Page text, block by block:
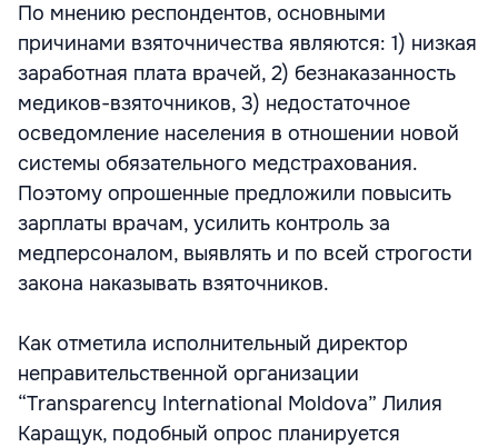
По мнению респондентов, основными
причинами взяточничества являются: 1) низкая
заработная плата врачей, 2) безнаказанность
медиков-взяточников, 3) недостаточное
осведомление населения в отношении новой
системы обязательного медстрахования.
Поэтому опрошенные предложили повысить
зарплаты врачам, усилить контроль за
медперсоналом, выявлять и по всей строгости
закона наказывать взяточников.
Как отметила исполнительный директор
неправительственной организации
“Transparency International Moldova” Лилия
Каращук, подобный опрос планируется